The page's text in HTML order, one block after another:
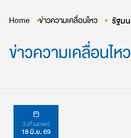
Home ข่าวความเคลื่อนไหว
ข่าวความเคลื่อนไหว
วันที่เผยแพร่
18 มิ.ย. 69